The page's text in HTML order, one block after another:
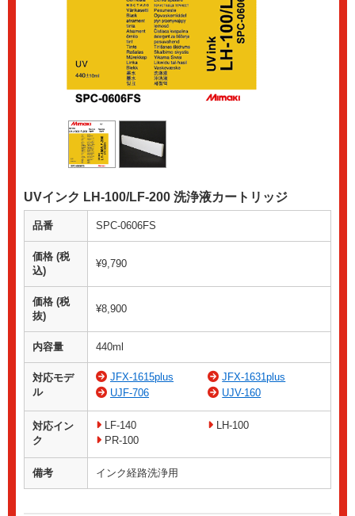
UVインク LH-100/LF-200 洗浄液カートリッジ
品番 SPC-0606FS
価格 (税
込)
¥9,790
価格 (税
抜)
¥8,900
内容量 440ml
対応モデ
ル
JFX-1615plus
JFX-1631plus
UJF-706
UJV-160
対応イン
ク
LF-140
LH-100
PR-100
備考 インク経路洗浄用